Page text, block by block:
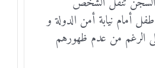
أمام نيابة أمن الدولة و
الرغم من عدم ظهورهم